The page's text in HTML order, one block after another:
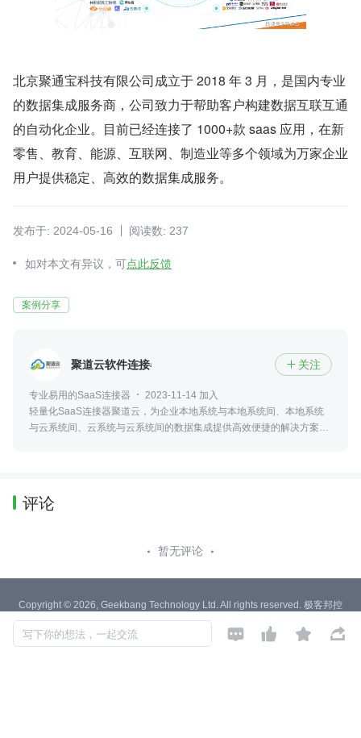
北京聚通宝科技有限公司成立于 2018 年 3 月，是国内专业
的数据集成服务商，公司致力于帮助客户构建数据互联互通
的自动化企业。目前已经连接了 1000+款 saas 应用，在新
零售、教育、能源、互联网、制造业等多个领域为万家企业
用户提供稳定、高效的数据集成服务。
发布于: 2024-05-16 阅读数: 237
如对本文有异议，可点此反馈
案例分享
聚道云软件连接器  关注
专业易用的SaaS连接器
2023-11-14 加入
轻量化SaaS连接器聚道云，为企业本地系统与本地系统间、本地系统
与云系统间、云系统与云系统间的数据集成提供高效便捷的解决方案，
评论
暂无评论
写下你的想法，一起交流    
Copyright © 2026, Geekbang Technology Ltd. All rights reserved. 极客邦控
股（北京）有限公司
京 ICP 备 16027448 号 - 5
产品资质